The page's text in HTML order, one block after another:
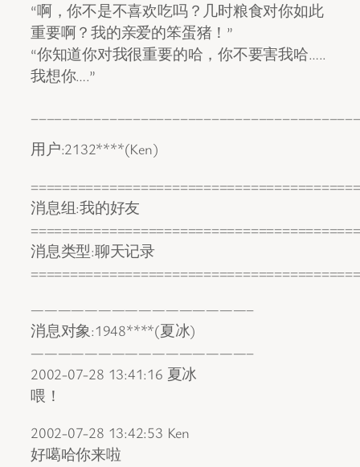
“啊，你不是不喜欢吃吗？几时粮食对你如此
重要啊？我的亲爱的笨蛋猪！”
“你知道你对我很重要的哈，你不要害我哈…..
我想你….”
用户:2132****(Ken)
消息组:我的好友
消息类型:聊天记录
————————————————–
消息对象:1948****(夏冰)
————————————————–
2002-07-28 13:41:16 夏冰
喂！
2002-07-28 13:42:53 Ken
好噶哈你来啦